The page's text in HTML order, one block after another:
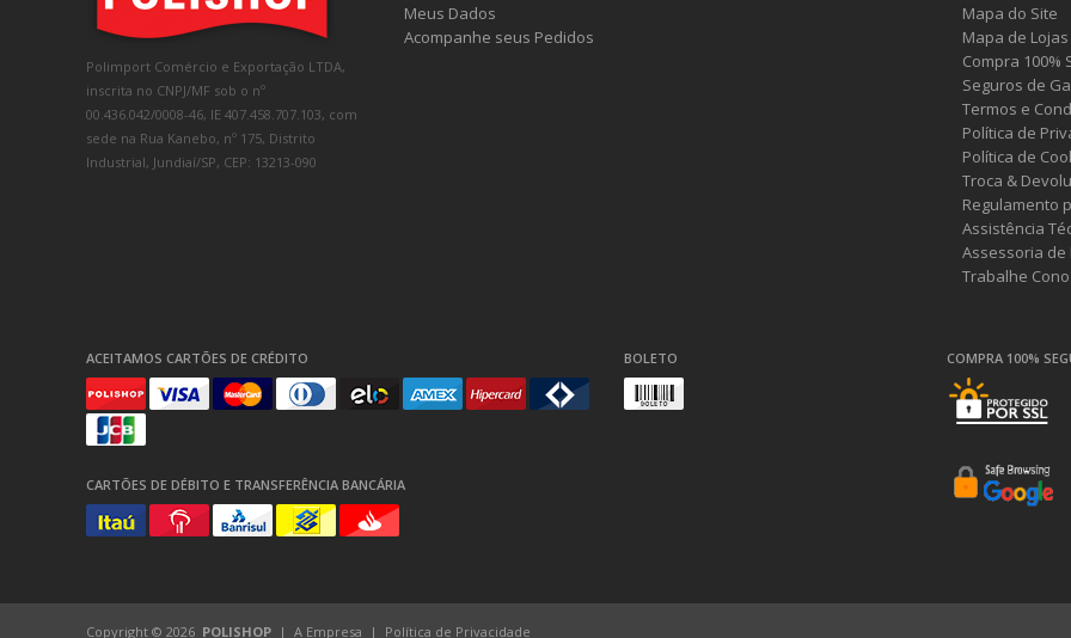
Polimport Comércio e Exportação LTDA,
inscrita no CNPJ/MF sob o nº
00.436.042/0008-46, IE 407.458.707.103, com
sede na Rua Kanebo, nº 175, Distrito
Industrial, Jundiaí/SP, CEP: 13213-090
Meus Dados
Acompanhe seus Pedidos
Mapa do Site
Mapa de Lojas
Compra 100%
Seguros de
Termos e
Política de
Política de
Troca &
Regulamento
Assistência
Assessoria de
Trabalhe
ACEITAMOS CARTÕES DE CRÉDITO
CARTÕES DE DÉBITO E TRANSFERÊNCIA BANCÁRIA
BOLETO COMPRA 100%
Copyright © 2026 POLISHOP A Empresa Política de Privacidade